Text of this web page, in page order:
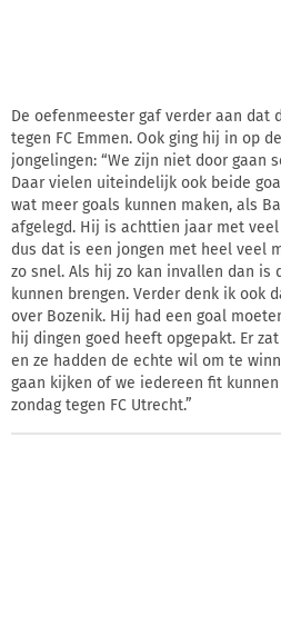
De oefenmeester gaf verder aan dat
tegen FC Emmen. Ook ging hij in op
jongelingen: “We zijn niet door gaan
Daar vielen uiteindelijk ook beide
wat meer goals kunnen maken, als
afgelegd. Hij is achttien jaar met
dus dat is een jongen met heel veel
zo snel. Als hij zo kan invallen dan is
kunnen brengen. Verder denk ik ook
over Bozenik. Hij had een goal
hij dingen goed heeft opgepakt. Er
en ze hadden de echte wil om te
gaan kijken of we iedereen fit
zondag tegen FC Utrecht.”